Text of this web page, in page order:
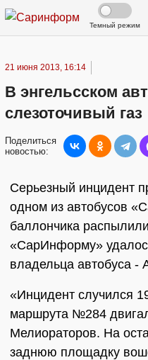
Темный режим
21 июня 2013, 16:14
В энгельсском
слезоточивый газ
Поделиться
новостью:
Серьезный инцидент
одном из автобусов
баллончика
«СарИнформу»
владельца автобуса
«Инцидент случился
маршрута №284
Мелиораторов. На
заднюю площадку